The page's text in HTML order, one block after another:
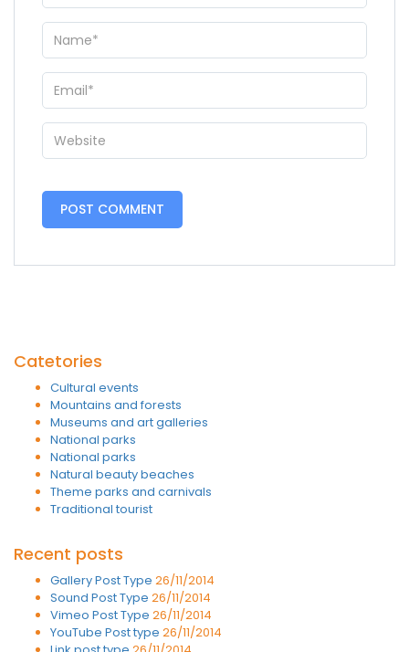
Catetories
Cultural events
Mountains and forests
Museums and art galleries
National parks
National parks
Natural beauty beaches
Theme parks and carnivals
Traditional tourist
Recent posts
Gallery Post Type 26/11/2014
Sound Post Type 26/11/2014
Vimeo Post Type 26/11/2014
YouTube Post type 26/11/2014